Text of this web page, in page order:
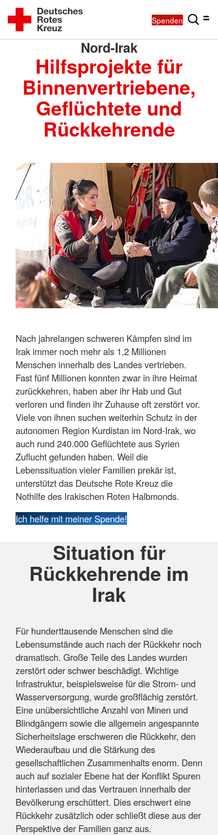
Spenden
Nord-Irak
Hilfsprojekte für
Binnenvertriebene,
Geflüchtete und
Rückkehrende
Nach jahrelangen schweren Kämpfen sind im
Irak immer noch mehr als 1,2 Millionen
Menschen innerhalb des Landes vertrieben.
Fast fünf Millionen konnten zwar in ihre Heimat
zurückkehren, haben aber ihr Hab und Gut
verloren und finden ihr Zuhause oft zerstört vor.
Viele von ihnen suchen weiterhin Schutz in der
autonomen Region Kurdistan im Nord-Irak, wo
auch rund 240.000 Geflüchtete aus Syrien
Zuflucht gefunden haben. Weil die
Lebenssituation vieler Familien prekär ist,
unterstützt das Deutsche Rote Kreuz die
Nothilfe des Irakischen Roten Halbmonds.
Ich helfe mit meiner Spende!
Situation für
Rückkehrende im
Irak
Für hunderttausende Menschen sind die
Lebensumstände auch nach der Rückkehr noch
dramatisch. Große Teile des Landes wurden
zerstört oder schwer beschädigt. Wichtige
Infrastruktur, beispielsweise für die Strom- und
Wasserversorgung, wurde großflächig zerstört.
Eine unübersichtliche Anzahl von Minen und
Blindgängern sowie die allgemein angespannte
Sicherheitslage erschweren die Rückkehr, den
Wiederaufbau und die Stärkung des
gesellschaftlichen Zusammenhalts enorm. Denn
auch auf sozialer Ebene hat der Konflikt Spuren
hinterlassen und das Vertrauen innerhalb der
Bevölkerung erschüttert. Dies erschwert eine
Rückkehr zusätzlich oder schließt diese aus der
Perspektive der Familien ganz aus.